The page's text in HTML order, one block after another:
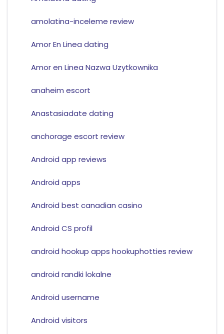
amolatina-inceleme review
Amor En Linea dating
Amor en Linea Nazwa Uzytkownika
anaheim escort
Anastasiadate dating
anchorage escort review
Android app reviews
Android apps
Android best canadian casino
Android CS profil
android hookup apps hookuphotties review
android randki lokalne
Android username
Android visitors